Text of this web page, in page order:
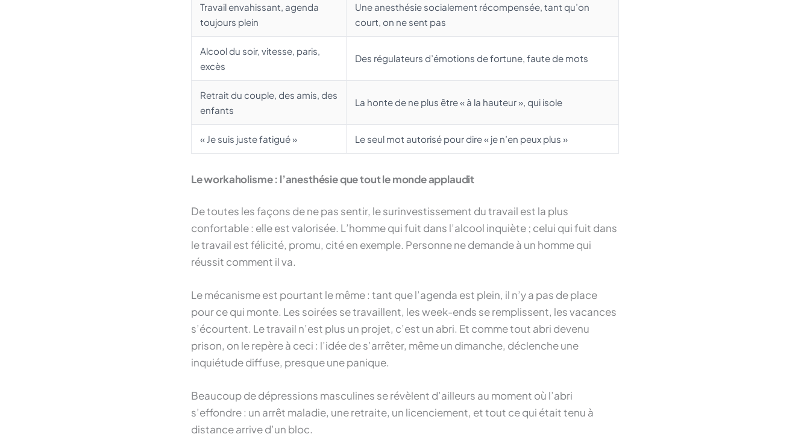
Travail envahissant, agenda
toujours plein
Une anesthésie socialement récompensée, tant qu’on
court, on ne sent pas
Alcool du soir, vitesse, paris,
excès
Des régulateurs d’émotions de fortune, faute de mots
Retrait du couple, des amis, des
enfants
La honte de ne plus être « à la hauteur », qui isole
« Je suis juste fatigué » Le seul mot autorisé pour dire « je n’en peux plus »
Le workaholisme : l’anesthésie que tout le monde applaudit
De toutes les façons de ne pas sentir, le surinvestissement du travail est la plus
confortable : elle est valorisée. L’homme qui fuit dans l’alcool inquiète ; celui qui fuit dans
le travail est félicité, promu, cité en exemple. Personne ne demande à un homme qui
réussit comment il va.
Le mécanisme est pourtant le même : tant que l’agenda est plein, il n’y a pas de place
pour ce qui monte. Les soirées se travaillent, les week-ends se remplissent, les vacances
s’écourtent. Le travail n’est plus un projet, c’est un abri. Et comme tout abri devenu
prison, on le repère à ceci : l’idée de s’arrêter, même un dimanche, déclenche une
inquiétude diffuse, presque une panique.
Beaucoup de dépressions masculines se révèlent d’ailleurs au moment où l’abri
s’effondre : un arrêt maladie, une retraite, un licenciement, et tout ce qui était tenu à
distance arrive d’un bloc.